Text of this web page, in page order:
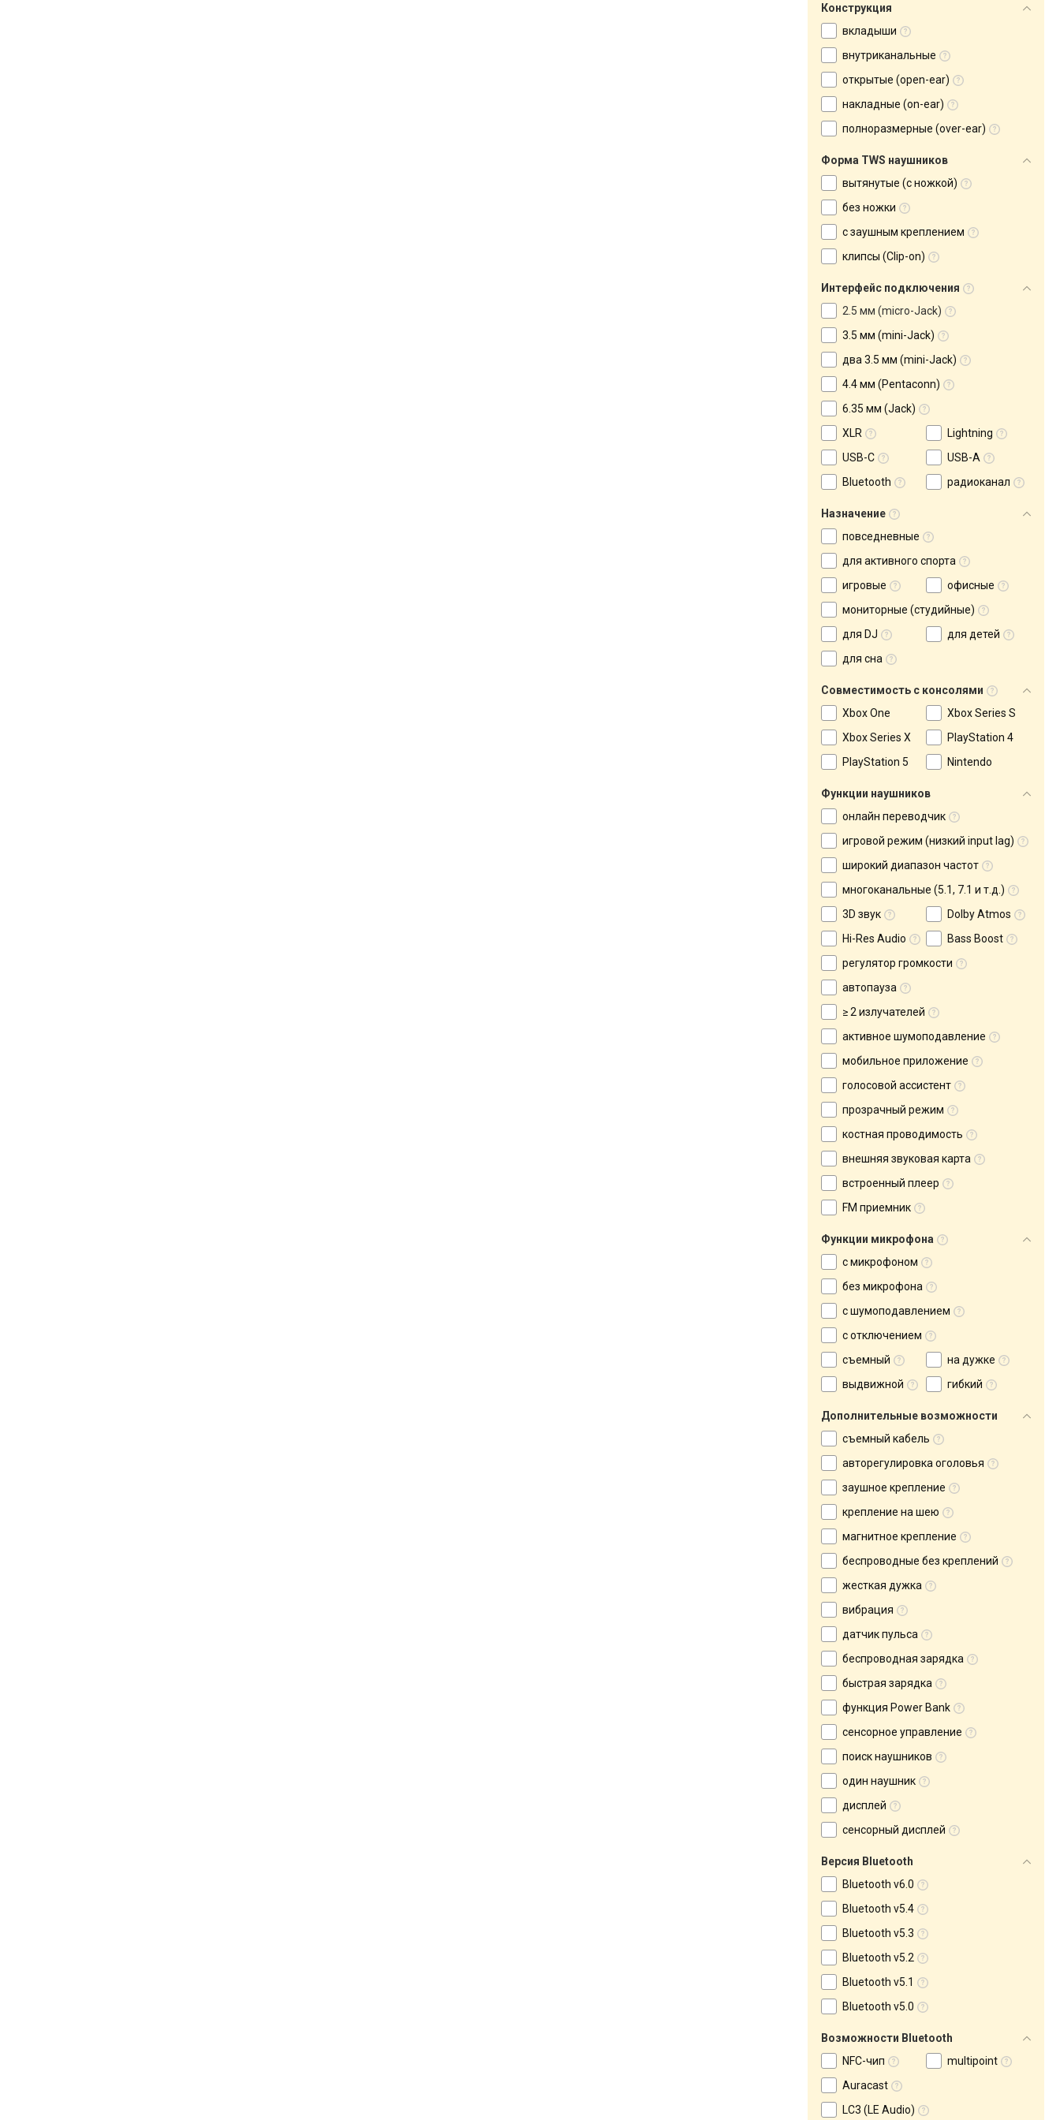
Конструкция
вкладыши
внутриканальные
открытые (open-ear)
накладные (on-ear)
полноразмерные (over-ear)
Форма TWS наушников
вытянутые (с ножкой)
без ножки
с заушным креплением
клипсы (Clip-on)
Интерфейс подключения
2.5 мм (micro-Jack)
3.5 мм (mini-Jack)
два 3.5 мм (mini-Jack)
4.4 мм (Pentaconn)
6.35 мм (Jack)
XLR
Lightning
USB-C
USB-A
Bluetooth
радиоканал
Назначение
повседневные
для активного спорта
игровые
офисные
мониторные (студийные)
для DJ
для детей
для сна
Совместимость с консолями
Xbox One
Xbox Series S
Xbox Series X
PlayStation 4
PlayStation 5
Nintendo
Функции наушников
онлайн переводчик
игровой режим (низкий input lag)
широкий диапазон частот
многоканальные (5.1, 7.1 и т.д.)
3D звук
Dolby Atmos
Hi-Res Audio
Bass Boost
регулятор громкости
автопауза
≥ 2 излучателей
активное шумоподавление
мобильное приложение
голосовой ассистент
прозрачный режим
костная проводимость
внешняя звуковая карта
встроенный плеер
FM приемник
Функции микрофона
с микрофоном
без микрофона
с шумоподавлением
с отключением
съемный
на дужке
выдвижной
гибкий
Дополнительные возможности
съемный кабель
авторегулировка оголовья
заушное крепление
крепление на шею
магнитное крепление
беспроводные без креплений
жесткая дужка
вибрация
датчик пульса
беспроводная зарядка
быстрая зарядка
функция Power Bank
сенсорное управление
поиск наушников
один наушник
дисплей
сенсорный дисплей
Версия Bluetooth
Bluetooth v6.0
Bluetooth v5.4
Bluetooth v5.3
Bluetooth v5.2
Bluetooth v5.1
Bluetooth v5.0
Возможности Bluetooth
NFC-чип
multipoint
Auracast
LC3 (LE Audio)